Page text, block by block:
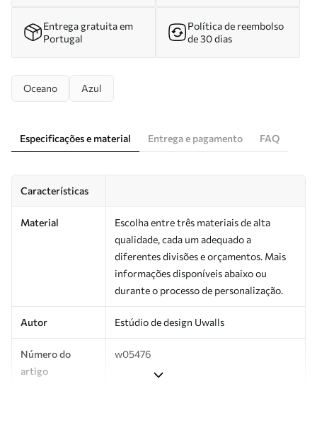
Entrega gratuita em
Portugal
Política de reembolso
de 30 dias
Oceano Azul
Especificações e material Entrega e pagamento FAQ
Características
Material
Escolha entre três materiais de alta
qualidade, cada um adequado a
diferentes divisões e orçamentos. Mais
informações disponíveis abaixo ou
durante o processo de personalização.
Autor Estúdio de design Uwalls
Número do
artigo
w05476